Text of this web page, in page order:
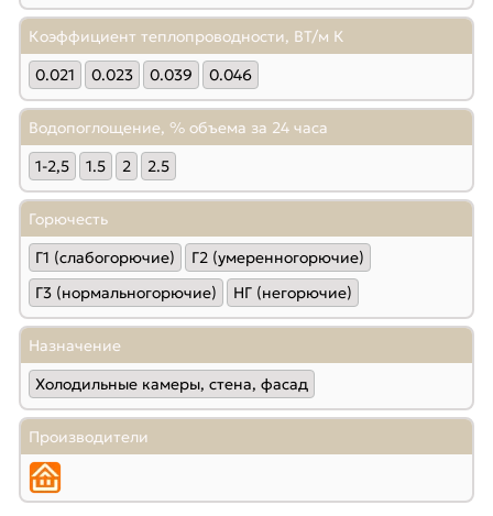
Коэффициент теплопроводности, ВТ/м К
0.021
0.023 0.039 0.046
Водопоглощение, % объема за 24 часа
1-2,5
1.5 2 2.5
Горючесть
Г1 (слабогорючие)
Г2 (умеренногорючие)
Г3 (нормальногорючие)
НГ (негорючие)
Назначение
Холодильные камеры, стена, фасад
Производители